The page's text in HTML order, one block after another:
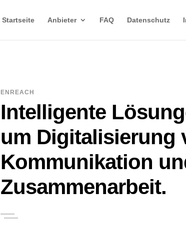
Startseite Anbieter FAQ Datenschutz
ENREACH
Intelligente
um Digitalisierung
Kommunikation
Zusammenarbeit.